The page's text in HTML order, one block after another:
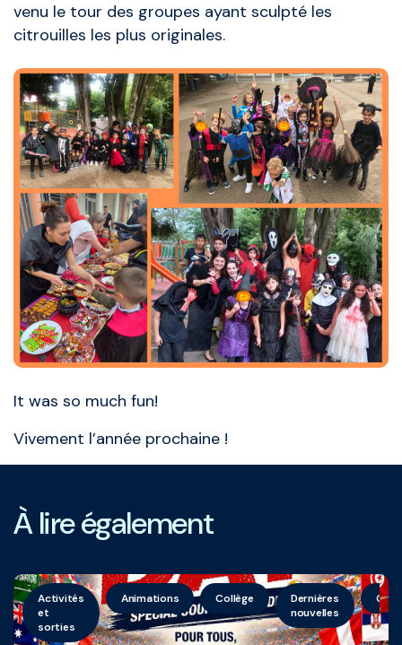
venu le tour des groupes ayant sculpté les
citrouilles les plus originales.
It was so much fun!
Vivement l’année prochaine !
À lire également
Activités
et
sorties
Animations Collège
Dernières
nouvelles